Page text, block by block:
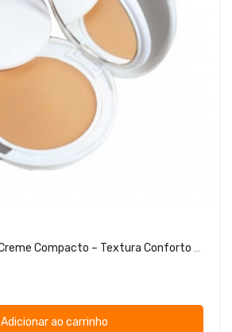
Avène Couvrance Creme Compacto – Textura Conforto Mel
Adicionar ao carrinho